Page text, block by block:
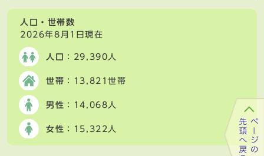
人口・世帯数
2026年8月1日現在
人口 ：29,390人
世帯 ：13,821世帯
男性 ：14,068人
女性 ：15,322人